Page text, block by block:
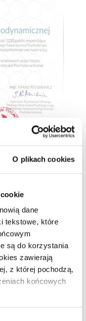
O plikach cookies
dane
tekstowe, które
są do korzystania
zawierają
z której pochodzą,
końcowych